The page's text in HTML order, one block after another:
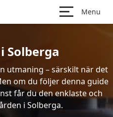
Menu
Solberga
utmaning – särskilt när det
om du följer denna guide
får du den enklaste och
i Solberga.